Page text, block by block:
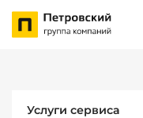
Услуги сервиса